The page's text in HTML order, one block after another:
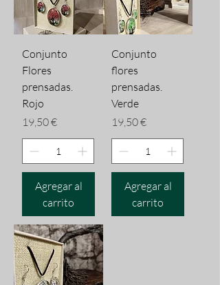
Conjunto
Flores
prensadas.
Rojo
Precio
19,50 €
Agregar al
carrito
Conjunto
flores
prensadas.
Verde
Precio
19,50 €
Agregar al
carrito